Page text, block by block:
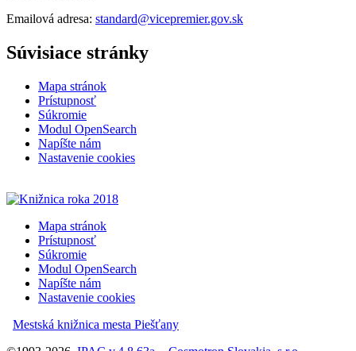
Emailová adresa: standard@vicepremier.gov.sk
Súvisiace stránky
Mapa stránok
Prístupnosť
Súkromie
Modul OpenSearch
Napíšte nám
Nastavenie cookies
Mapa stránok
Prístupnosť
Súkromie
Modul OpenSearch
Napíšte nám
Nastavenie cookies
Mestská knižnica mesta Piešťany